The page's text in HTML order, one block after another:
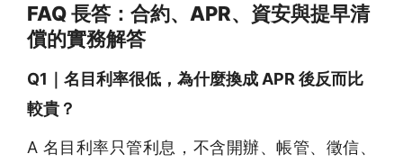
FAQ 長答：合約、APR、資安與提早清
償的實務解答
Q1｜名目利率很低，為什麼換成 APR 後反而比
較貴？
A 名目利率只管利息，不含開辦、帳管、徵信、